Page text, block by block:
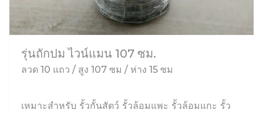
รุ่นถักปม ไวน์แมน 107 ซม.
ลวด 10 แถว / สูง 107 ซม / ห่าง 15 ซม
เหมาะสำหรับ รั้วกั้นสัตว์ รั้วล้อมแพะ รั้วล้อมแกะ รั้ว